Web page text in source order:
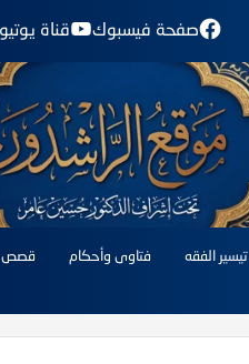
صفحة فيسبوك قناة
تيسير الفقه فتاوى وأحكام قصص